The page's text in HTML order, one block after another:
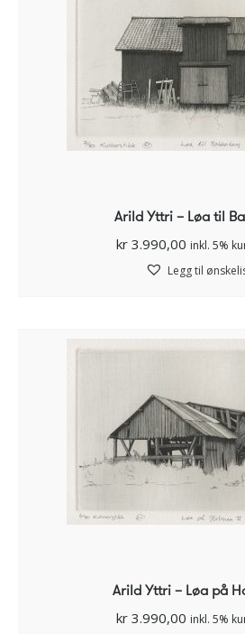
Arild Yttri – Løa til
kr 3.990,00 inkl. 5%
Legg til
Arild Yttri – Løa på
kr 3.990,00 inkl. 5%